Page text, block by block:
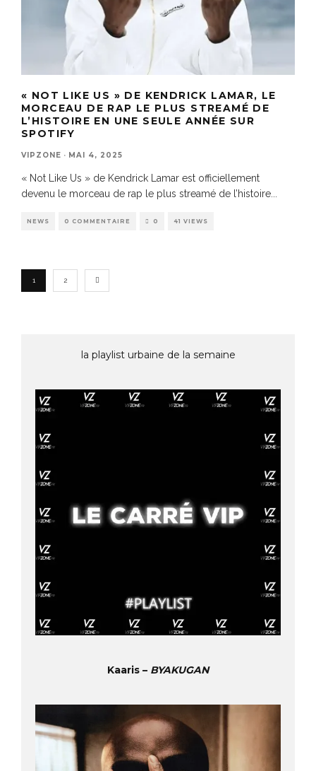
« NOT LIKE US » DE KENDRICK LAMAR, LE
MORCEAU DE RAP LE PLUS STREAMÉ DE
L’HISTOIRE EN UNE SEULE ANNÉE SUR
SPOTIFY
VIPZONE · MAI 4, 2025
« Not Like Us » de Kendrick Lamar est officiellement
devenu le morceau de rap le plus streamé de l’histoire
NEWS 0 COMMENTAIRE 0 41 VIEWS
1 2
la playlist urbaine de la semaine
Kaaris – BYAKUGAN